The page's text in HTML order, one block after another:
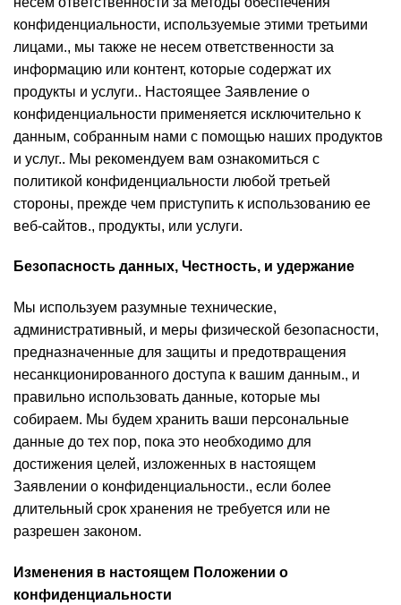
конфиденциальности, используемые этими третьими
лицами., мы также не несем ответственности за
информацию или контент, которые содержат их
продукты и услуги.. Настоящее Заявление о
конфиденциальности применяется исключительно к
данным, собранным нами с помощью наших продуктов
и услуг.. Мы рекомендуем вам ознакомиться с
политикой конфиденциальности любой третьей
стороны, прежде чем приступить к использованию ее
веб-сайтов., продукты, или услуги.
Безопасность данных, Честность, и удержание
Мы используем разумные технические,
административный, и меры физической безопасности,
предназначенные для защиты и предотвращения
несанкционированного доступа к вашим данным., и
правильно использовать данные, которые мы
собираем. Мы будем хранить ваши персональные
данные до тех пор, пока это необходимо для
достижения целей, изложенных в настоящем
Заявлении о конфиденциальности., если более
длительный срок хранения не требуется или не
разрешен законом.
Изменения в настоящем Положении о
конфиденциальности